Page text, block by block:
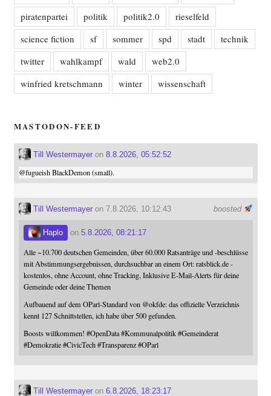
piratenpartei politik politik2.0
rieselfeld
science fiction
sf sommer spd stadt
technik
twitter
wahlkampf wald
web2.0
winfried kretschmann
winter wissenschaft
MASTODON-FEED
Till Westermayeron 8.8.2026, 05:52:52
@fugueishBlackDemon (small).
boosted
Till Westermayeron 7.8.2026, 10:12:43
Haplo on 5.8.2026, 08:21:17
Alle ~10.700 deutschen Gemeinden, über 60.000 Ratsanträge und -beschlüsse
mit Abstimmungsergebnissen, durchsuchbar an einem Ort: ratsblick.de -
kostenlos, ohne Account, ohne Tracking, Inklusive E-Mail-Alerts für deine
Gemeinde oder deine Themen
Aufbauend auf dem OParl-Standard von @okfde: das offizielle Verzeichnis
kennt 127 Schnittstellen, ich habe über 500 gefunden.
Boosts willkommen! #OpenData #Kommunalpolitik #Gemeinderat
#Demokratie #CivicTech #Transparenz #OParl
Till Westermayeron 6.8.2026, 18:23:17